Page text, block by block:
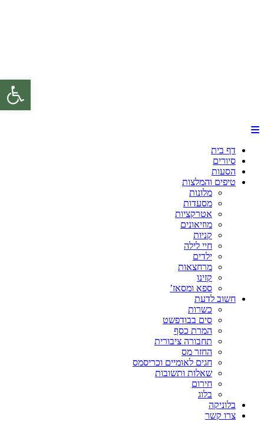
דף בית
סיורים
הסעות
טיפים והמלצות
מלונות
מסעדות
אטרקציות
מוזיאונים
קניות
חיי לילה
ילדים
מרחצאות
קזינו
ספא ומסאז’
חשוב לדעת
כשרות
סים בבודפשט
המרת כסף
תחבורה ציבורית
החזר מס
חגים לאומיים וכריסמס
שאלות ותשובות
חירום
בלוג
בלוניקה
צרו קשר